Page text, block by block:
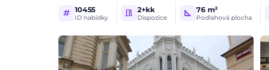
tag 10455
ID nabídky meeting_room 2+kk
Dispozice square_foot 76 m²
Podlahová plocha